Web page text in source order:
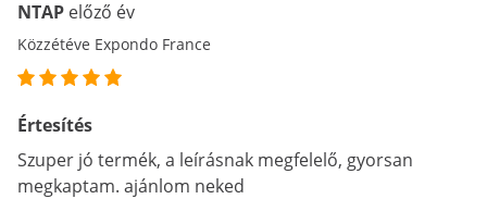
NTAP előző év
Közzétéve Expondo France
Értesítés
Szuper jó termék, a leírásnak megfelelő, gyorsan
megkaptam. ajánlom neked